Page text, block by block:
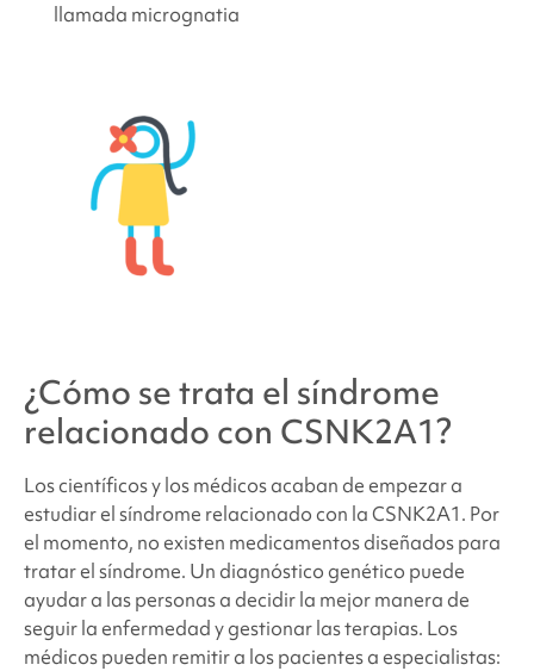
llamada micrognatia
¿Cómo se trata el síndrome
relacionado con CSNK2A1?
Los científicos y los médicos acaban de empezar a
estudiarel síndrome relacionado con la CSNK2A1. Por
el momento, no existen medicamentos diseñados para
tratar el síndrome. Un diagnóstico genético puede
ayudar a las personas a decidir la mejor manera de
seguir la enfermedad y gestionar las terapias. Los
médicos pueden remitir a los pacientes a especialistas: